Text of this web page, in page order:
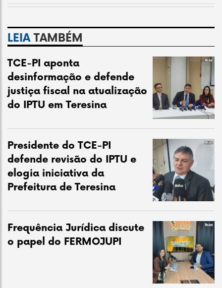
LEIATAMBÉM
TCE-PI aponta
desinformação e defende
justiça fiscal na atualização
do IPTU em Teresina
Presidente do TCE-PI
defende revisão do IPTU e
elogia iniciativa da
Prefeitura de Teresina
Frequência Jurídica discute
o papel do FERMOJUPI